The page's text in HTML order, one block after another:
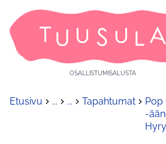
OSALLISTUMISALUSTA
Etusivu ... ... Tapahtumat
Pop
-